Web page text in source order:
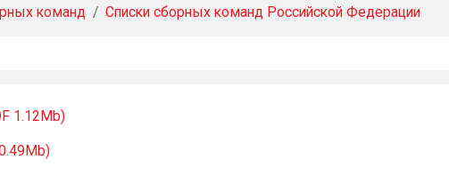
команд Списки сборных команд Российской Федерации
1.12Mb)